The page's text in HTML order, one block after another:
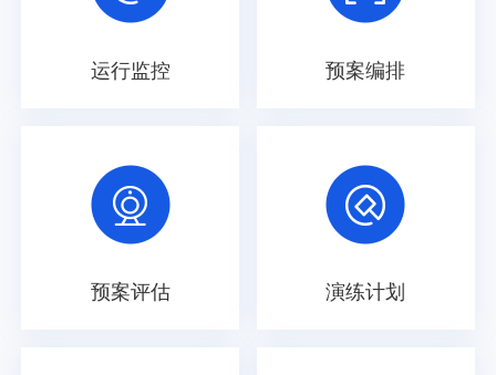
运行监控 预案编排
预案评估 演练计划